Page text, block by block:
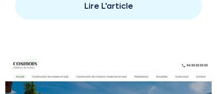
Lire L'article